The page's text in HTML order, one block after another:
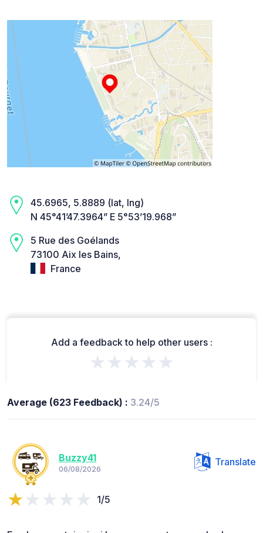
45.6965, 5.8889 (lat, lng)
N 45°41’47.3964” E 5°53’19.968”
5 Rue des Goélands
73100 Aix les Bains,
France
Add a feedback to help other users :
★★★★★
Average (623 Feedback) : 3.24/5
Buzzy41
06/08/2026
Translate
1/5